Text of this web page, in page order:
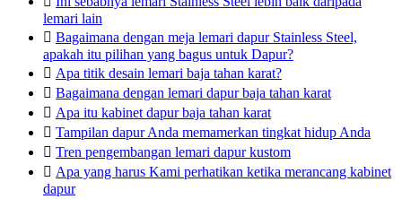
lemari lain
 Bagaimana dengan meja lemari dapur Stainless Steel,
apakah itu pilihan yang bagus untuk Dapur?
 Apa titik desain lemari baja tahan karat?
 Bagaimana dengan lemari dapur baja tahan karat
 Apa itu kabinet dapur baja tahan karat
 Tampilan dapur Anda memamerkan tingkat hidup Anda
 Tren pengembangan lemari dapur kustom
 Apa yang harus Kami perhatikan ketika merancang kabinet
dapur